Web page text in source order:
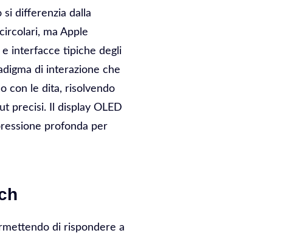
si differenzia dalla
ma Apple
e interfacce tipiche degli
di interazione che
con le dita, risolvendo
precisi. Il display OLED
profonda per
di rispondere a